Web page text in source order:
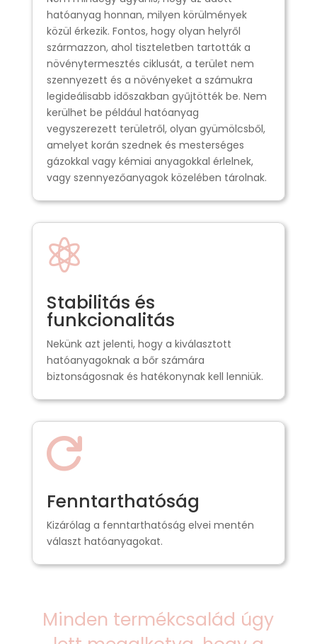
hatóanyag honnan, milyen körülmények
közül érkezik. Fontos, hogy olyan helyről
származzon, ahol tiszteletben tartották a
növénytermesztés ciklusát, a terület nem
szennyezett és a növényeket a számukra
legideálisabb időszakban gyűjtötték be. Nem
kerülhet be például hatóanyag
vegyszerezett területről, olyan gyümölcsből,
amelyet korán szednek és mesterséges
gázokkal vagy kémiai anyagokkal érlelnek,
vagy szennyezőanyagok közelében tárolnak.

Stabilitás és
funkcionalitás
Nekünk azt jelenti, hogy a kiválasztott
hatóanyagoknak a bőr számára
biztonságosnak és hatékonynak kell lenniük.

Fenntarthatóság
Kizárólag a fenntarthatóság elvei mentén
választ hatóanyagokat.
Minden termékcsalád úgy